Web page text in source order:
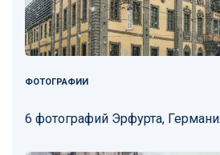
ФОТОГРАФИИ
6 фотографий Эрфурта,